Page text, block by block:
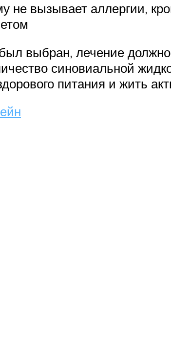
не вызывает аллергии,
выбран, лечение
синовиальной
питания и жить